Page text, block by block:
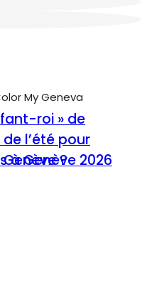
?
à Genève 2026
roi » de
l’été pour
My Geneva